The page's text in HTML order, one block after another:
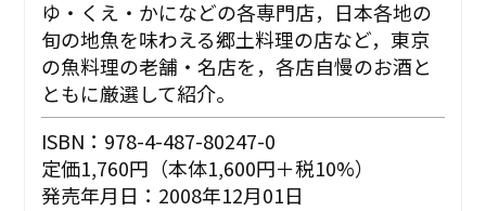
ゆ・くえ・かになどの各専門店，日本各地の
旬の地魚を味わえる郷土料理の店など，東京
の魚料理の老舗・名店を，各店自慢のお酒と
ともに厳選して紹介。
ISBN：978-4-487-80247-0
定価1,760円（本体1,600円＋税10%）
発売年月日：2008年12月01日